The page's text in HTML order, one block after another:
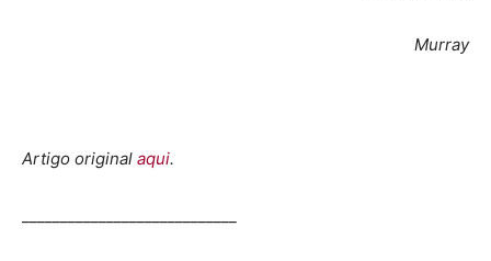
Murray
Artigo original aqui.